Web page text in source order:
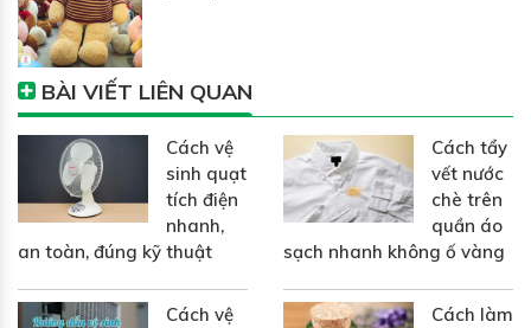
BÀI VIẾT LIÊN QUAN
Cách vệ
sinh quạt
tích điện
nhanh,
an toàn, đúng kỹ thuật
Cách tẩy
vết nước
chè trên
quần áo
sạch nhanh không ố vàng
Cách vệ
Cách làm